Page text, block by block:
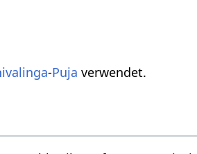
-Puja verwendet.